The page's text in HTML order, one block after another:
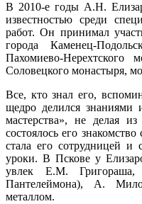
В 2010-е годы А.Н.
известностью среди
работ. Он принимал
города Каменец-
Пахомиево-Нерехтского
Соловецкого монастыря,
Все, кто знал его,
щедро делился знаниями
мастерства», не делая
состоялось его
стала его сотрудницей и
уроки. В Пскове у
увлек Е.М.
Пантелеймона), А.
металлом.